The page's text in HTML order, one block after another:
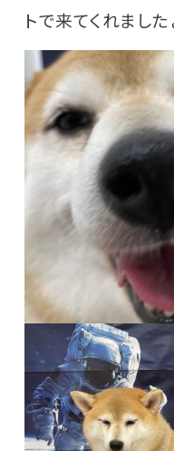
トで来てくれました